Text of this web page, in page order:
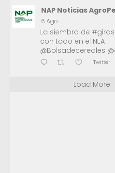
NAP Noticias
6 Ago
La siembra de
con todo en el NEA
@Bolsadecereales
Twitter
Load More